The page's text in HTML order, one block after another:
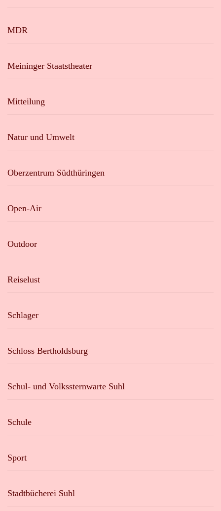
MDR
Meininger Staatstheater
Mitteilung
Natur und Umwelt
Oberzentrum Südthüringen
Open-Air
Outdoor
Reiselust
Schlager
Schloss Bertholdsburg
Schul- und Volkssternwarte Suhl
Schule
Sport
Stadtbücherei Suhl